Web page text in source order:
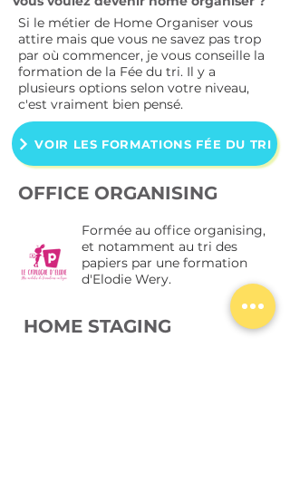
Si le métier de Home Organiser vous
attire mais que vous ne savez pas trop
par où commencer, je vous conseille la
formation de la Fée du tri. Il y a
plusieurs options selon votre niveau,
c'est vraiment bien pensé.
VOIR LES FORMATIONS FÉE DU TRI
OFFICE ORGANISING
Formée au office organising,
et notamment au tri des
papiers par une formation
d'Elodie Wery.
HOME STAGING